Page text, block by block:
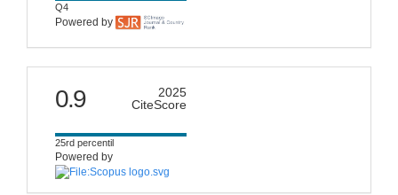
Q4
Powered by
citescore
0.9
2025
CiteScore
25rd percentil
Powered by